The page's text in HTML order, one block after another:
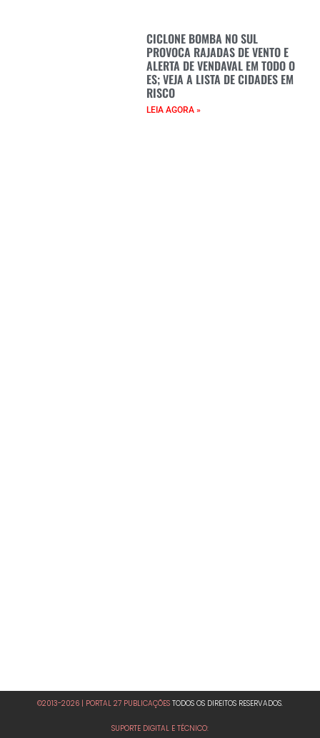
CICLONE BOMBA NO SUL
PROVOCA RAJADAS DE VENTO E
ALERTA DE VENDAVAL EM TODO O
ES; VEJA A LISTA DE CIDADES EM
RISCO
LEIA AGORA »
©2013-2026 | PORTAL 27 PUBLICAÇÕES TODOS OS DIREITOS RESERVADOS.
SUPORTE DIGITAL E TÉCNICO: